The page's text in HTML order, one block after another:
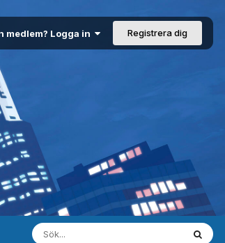
medlem? Logga in Registrera dig